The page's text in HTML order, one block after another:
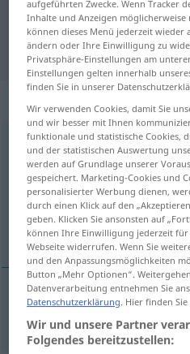
"homographe"
Übersetzung
„homographe“
homographe [ɔmɔgʀaf]m
Übersicht aller
(Für mehr Details die
Homograph
homographe
aufgeführten Zwecke. Wenn Tracker
Inhalte und Anzeigen
können dieses Menü jederzeit
ändern oder Ihre Einwilligung zu
Privatsphäre-Einstellungen am
Einstellungen gelten innerhalb
finden Sie in unserer
Wir verwenden Cookies, damit Sie
und wir besser mit Ihnen
funktionale und statistische Cookies,
und der statistischen Auswertung
werden auf Grundlage unserer
gespeichert. Marketing-Cookies und
personalisierter Werbung dienen,
durch einen Klick auf den
geben. Klicken Sie ansonsten auf
können Ihre Einwilligung jederzeit
Webseite widerrufen. Wenn Sie
und den Anpassungsmöglichkeiten
Button „Mehr Optionen“.
Datenverarbeitung entnehmen Sie
Datenschutzerklärung. Hier finden
Wir und unsere Partner
Folgendes bereitzustellen: